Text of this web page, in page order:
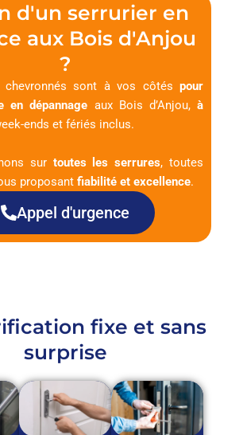
d'un serrurier en
aux Bois d'Anjou
?
chevronnés sont à vos côtés pour
en dépannage aux Bois d’Anjou,à
ends et fériés inclus.
sur toutes les serrures, toutes
proposant fiabilité et excellence.
Appel d'urgence
fixe et sans
surprise